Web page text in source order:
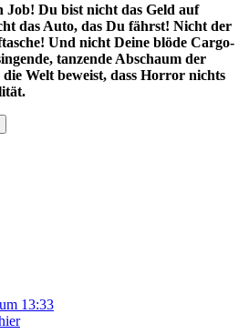
Job! Du bist nicht das Geld auf
das Auto, das Du fährst! Nicht der
Und nicht Deine blöde Cargo-
tanzende Abschaum der
Welt beweist, dass Horror nichts
13:33